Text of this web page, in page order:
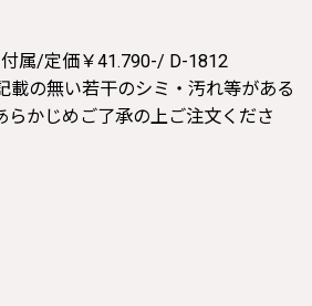
属/定価￥41.790-/ D-1812
載の無い若干のシミ・汚れ等がある
らかじめご了承の上ご注文くださ